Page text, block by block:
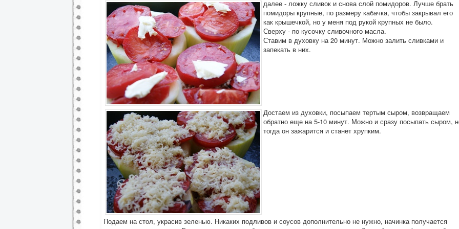
далее - ложку сливок и снова слой помидоров. Лучше брать
помидоры крупные, по размеру кабачка, чтобы закрывал его
как крышечкой, но у меня под рукой крупных не было.
Сверху - по кусочку сливочного масла.
Ставим в духовку на 20 минут. Можно залить сливками и
запекать в них.
Достаем из духовки, посыпаем тертым сыром, возвращаем
обратно еще на 5-10 минут. Можно и сразу посыпать сыром,
тогда он зажарится и станет хрупким.
Подаем на стол, украсив зеленью. Никаких подливов и соусов дополнительно не нужно, начинка получается